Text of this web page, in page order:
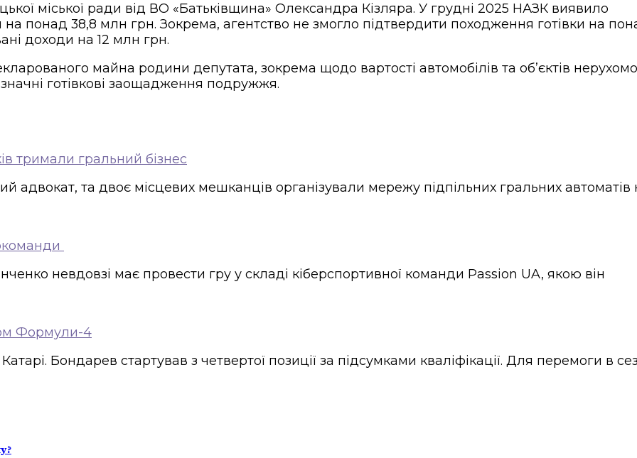
міської ради від ВО «Батьківщина» Олександра Кізляра. У грудні 2025 НАЗК виявило
понад 38,8 млн грн. Зокрема, агентство не змогло підтвердити походження готівки на
доходи на 12 млн грн.
майна родини депутата, зокрема щодо вартості автомобілів та об’єктів
готівкові заощадження подружжя.
тримали гральний бізнес
адвокат, та двоє місцевих мешканців організували мережу підпільних гральних автоматів
невдовзі має провести гру у складі кіберспортивної команди Passion UA, якою він
Формули-4
Бондарев стартував з четвертої позиції за підсумками кваліфікації. Для перемоги в